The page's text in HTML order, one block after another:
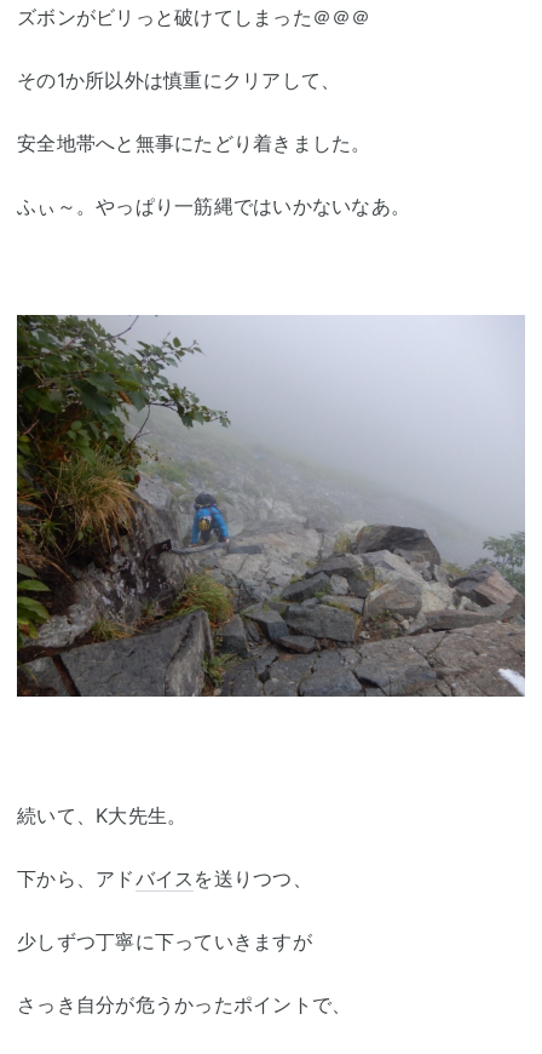
ズボンがビリっと破けてしまった＠＠＠
その1か所以外は慎重にクリアして、
安全地帯へと無事にたどり着きました。
ふぃ～。やっぱり一筋縄ではいかないなあ。
続いて、K大先生。
下から、アドバイス を送りつつ、
少しずつ丁寧に下っていきますが
さっき自分が危うかったポイントで、